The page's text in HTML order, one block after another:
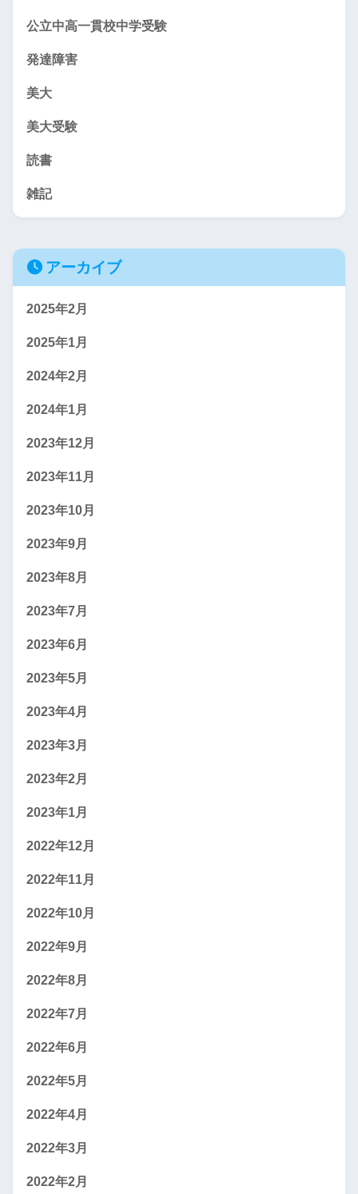
公立中高一貫校中学受験
発達障害
美大
美大受験
読書
雑記
アーカイブ
2025年2月
2025年1月
2024年2月
2024年1月
2023年12月
2023年11月
2023年10月
2023年9月
2023年8月
2023年7月
2023年6月
2023年5月
2023年4月
2023年3月
2023年2月
2023年1月
2022年12月
2022年11月
2022年10月
2022年9月
2022年8月
2022年7月
2022年6月
2022年5月
2022年4月
2022年3月
2022年2月